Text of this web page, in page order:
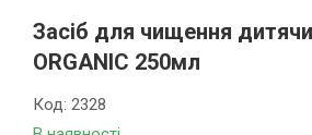
Засіб для чищення
ORGANIC 250мл
Код:2328